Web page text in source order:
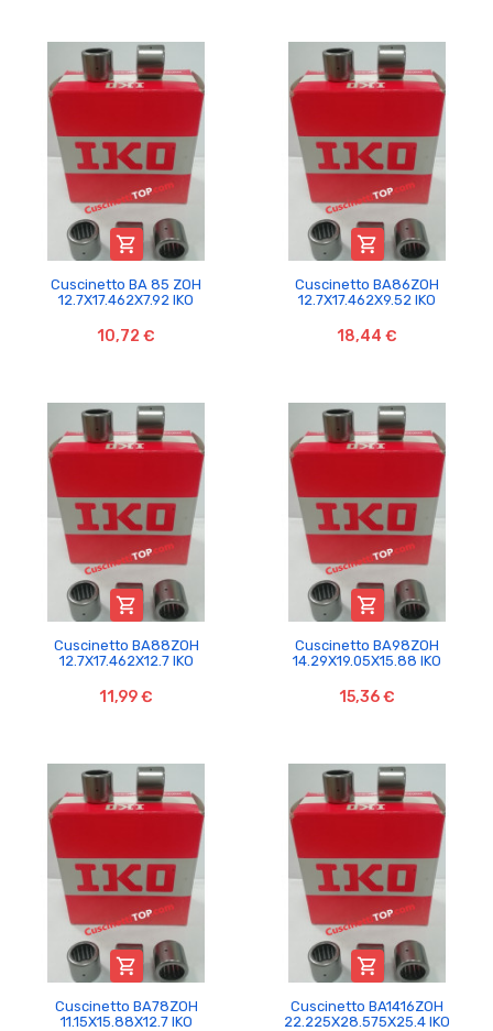

Cuscinetto BA 85 ZOH
12.7X17.462X7.92 IKO
10,72 €

Cuscinetto BA86ZOH
12.7X17.462X9.52 IKO
18,44 €

Cuscinetto BA88ZOH
12.7X17.462X12.7 IKO
11,99 €

Cuscinetto BA98ZOH
14.29X19.05X15.88 IKO
15,36 €

Cuscinetto BA78ZOH
11.15X15.88X12.7 IKO

Cuscinetto BA1416ZOH
22.225X28.575X25.4 IKO